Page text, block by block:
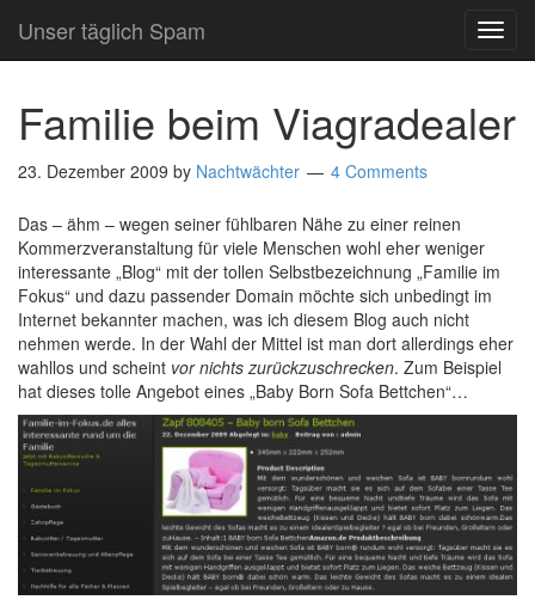
Unser täglich Spam
Familie beim Viagradealer
23. Dezember 2009 by Nachtwächter 4 Comments
Das – ähm – wegen seiner fühlbaren Nähe zu einer reinen
Kommerzveranstaltung für viele Menschen wohl eher weniger
interessante „Blog“ mit der tollen Selbstbezeichnung „Familie im
Fokus“ und dazu passender Domain möchte sich unbedingt im
Internet bekannter machen, was ich diesem Blog auch nicht
nehmen werde. In der Wahl der Mittel ist man dort allerdings eher
wahllos und scheint vor nichts zurückzuschrecken. Zum Beispiel
hat dieses tolle Angebot eines „Baby Born Sofa Bettchen“…